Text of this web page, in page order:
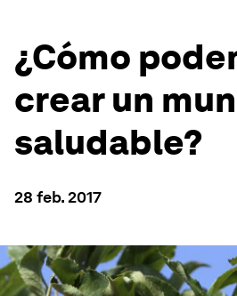
¿Cómo
crear un
saludable?
28 feb. 2017